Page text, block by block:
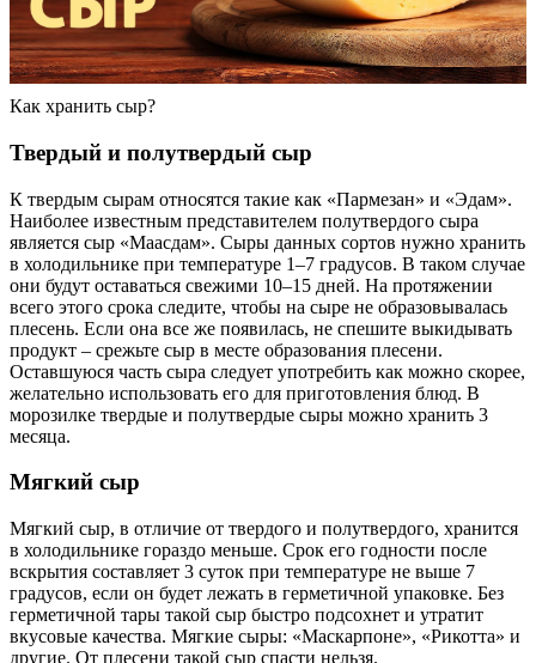
Как хранить сыр?
Твердый и полутвердый сыр
К твердым сырам относятся такие как «Пармезан» и «Эдам».
Наиболее известным представителем полутвердого сыра
является сыр «Маасдам». Сыры данных сортов нужно хранить
в холодильнике при температуре 1–7 градусов. В таком случае
они будут оставаться свежими 10–15 дней. На протяжении
всего этого срока следите, чтобы на сыре не образовывалась
плесень. Если она все же появилась, не спешите выкидывать
продукт – срежьте сыр в месте образования плесени.
Оставшуюся часть сыра следует употребить как можно скорее,
желательно использовать его для приготовления блюд. В
морозилке твердые и полутвердые сыры можно хранить 3
месяца.
Мягкий сыр
Мягкий сыр, в отличие от твердого и полутвердого, хранится
в холодильнике гораздо меньше. Срок его годности после
вскрытия составляет 3 суток при температуре не выше 7
градусов, если он будет лежать в герметичной упаковке. Без
герметичной тары такой сыр быстро подсохнет и утратит
вкусовые качества. Мягкие сыры: «Маскарпоне», «Рикотта» и
другие. От плесени такой сыр спасти нельзя.